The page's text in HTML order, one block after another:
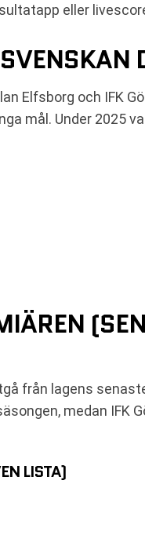
eller
Elfsborg och IFK
mål. Under 2025
från lagens
medan IFK
LISTA)